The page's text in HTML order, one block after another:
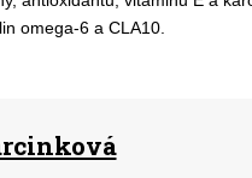
omega-6 a CLA10.